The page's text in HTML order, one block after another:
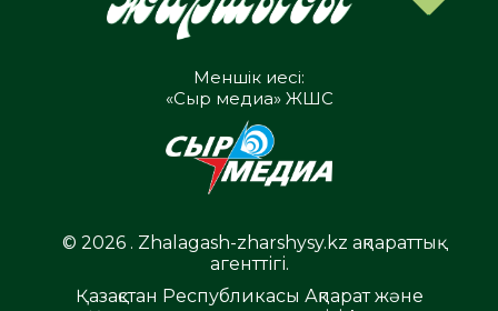
Меншік иесі:
«Сыр медиа» ЖШС
© 2026 . Zhalagash-zharshysy.kz ақпараттық
агенттігі.
Қазақстан Республикасы Ақпарат және